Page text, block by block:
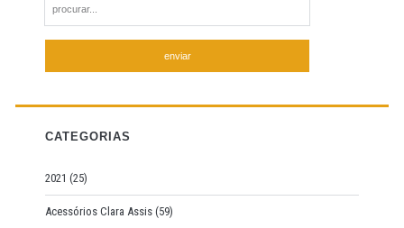
e
h
f
r
:
CATEGORIAS
2021 (25)
Acessórios Clara Assis (59)